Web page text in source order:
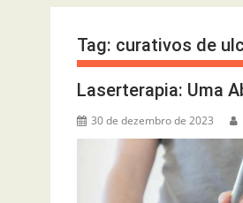
Tag: curativos de
Laserterapia: Uma
30 de dezembro de 2023